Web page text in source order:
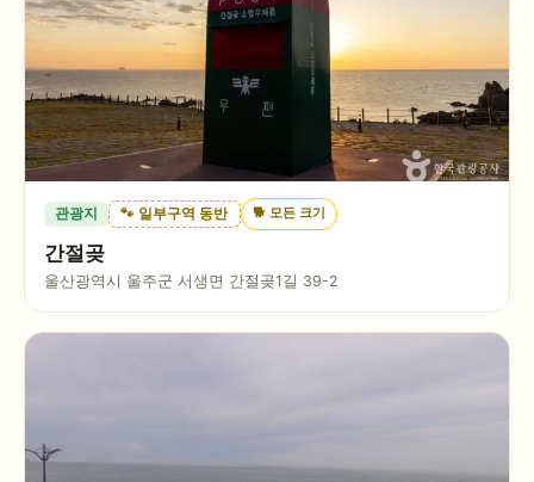
관광지 🐾 일부구역 동반 🐕 모든 크기
간절곶
울산광역시 울주군 서생면 간절곶1길 39-2